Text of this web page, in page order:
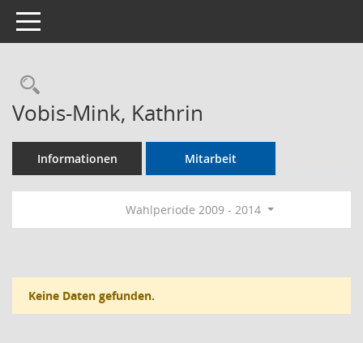
Toggle navigation
Rechercheauswahl
Vobis-Mink, Kathrin
Informationen Mitarbeit
Wahlperiode 2009 - 2014
Keine Daten gefunden.